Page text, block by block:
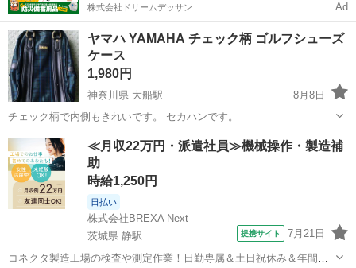
株式会社ドリームデッサン Ad
ヤマハ YAMAHA チェック柄 ゴルフシューズ
ケース
1,980円
神奈川県 大船駅
8月8日
チェック柄で内側もきれいです。 セカハンです。
神奈川 鎌倉市 大船駅 ゴルフ チェック柄
≪月収22万円・派遣社員≫機械操作・製造補
助
時給1,250円
日払い
株式会社BREXA Next
茨城県 静駅
提携サイト 7月21日
コネクタ製造工場の検査や測定作業！日勤専属＆土日祝休み＆年間休